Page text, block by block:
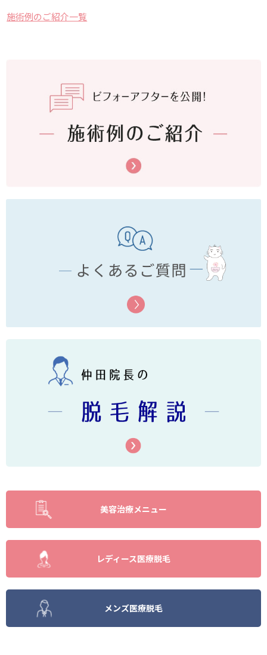
施術例のご紹介一覧
美容治療メニュー
レディース医療脱毛
メンズ医療脱毛